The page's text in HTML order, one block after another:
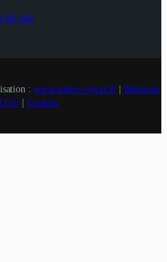
du site
: www.andre-veyrat.fr| Mentions
CGU Cookies